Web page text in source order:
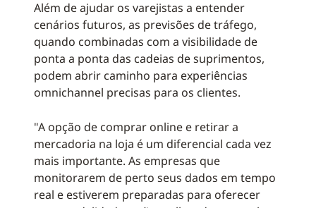
Além de ajudar os varejistas a entender
cenários futuros, as previsões de tráfego,
quando combinadas com a visibilidade de
ponta a ponta das cadeias de suprimentos,
podem abrir caminho para experiências
omnichannel precisas para os clientes.
"A opção de comprar online e retirar a
mercadoria na loja é um diferencial cada vez
mais importante. As empresas que
monitorarem de perto seus dados em tempo
real e estiverem preparadas para oferecer